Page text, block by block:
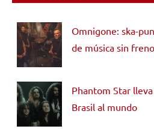
Omnigone: ska-
de música sin
Phantom Star
Brasil al mundo